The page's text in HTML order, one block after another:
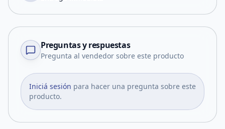
Preguntas y respuestas
Pregunta al vendedor sobre este producto
Iniciá sesión para hacer una pregunta sobre este
producto.